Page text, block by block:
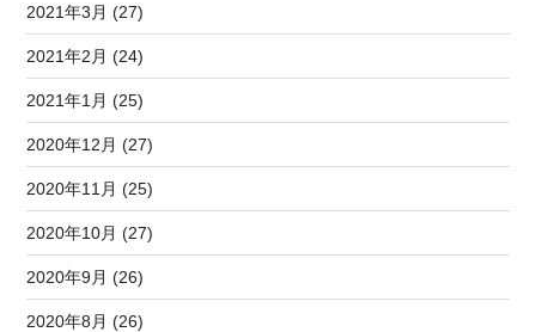
2021年3月 (27)
2021年2月 (24)
2021年1月 (25)
2020年12月 (27)
2020年11月 (25)
2020年10月 (27)
2020年9月 (26)
2020年8月 (26)